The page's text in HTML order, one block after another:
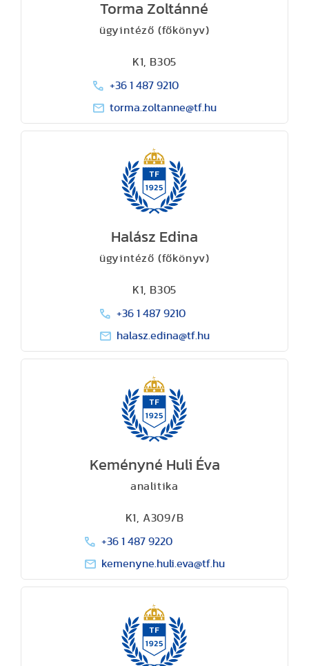
Torma Zoltánné
ügyintéző (főkönyv)
K1, B305
+36 1 487 9210
torma.zoltanne@tf.hu
Halász Edina
ügyintéző (főkönyv)
K1, B305
+36 1 487 9210
halasz.edina@tf.hu
Keményné Huli Éva
analitika
K1, A309/B
+36 1 487 9220
kemenyne.huli.eva@tf.hu